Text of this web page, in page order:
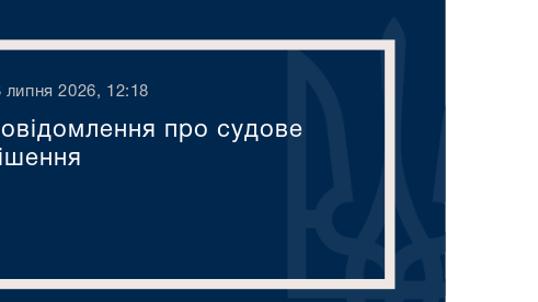
липня 2026, 12:18
про судове